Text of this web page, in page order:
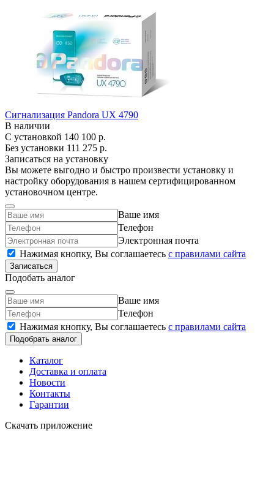
Сигнализация Pandora UX 4790
В наличии
С установкой 140 100 р.
Без установки 111 275 р.
Записаться на установку
Вы можете выгодно и быстро произвести установку и
настройку оборудования в нашем сертифицированном
установочном центре.
Ваше имя
Телефон
Электронная почта
Нажимая кнопку, Вы соглашаетесь c правилами сайта
Записаться
Подобать аналог
Ваше имя
Телефон
Нажимая кнопку, Вы соглашаетесь c правилами сайта
Подобрать аналог
Каталог
Доставка и оплата
Новости
Контакты
Гарантии
Скачать приложение